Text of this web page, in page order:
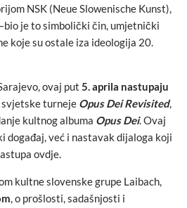
NSK (Neue Slowenische Kunst),
je to simbolički čin, umjetnički
koje su ostale iza ideologija 20.
ovaj put 5. aprila nastupaju
svjetske turneje Opus Dei Revisited,
kultnog albuma Opus Dei. Ovaj
događaj, već i nastavak dijaloga koji
ovdje.
kultne slovenske grupe Laibach,
, o prošlosti, sadašnjosti i